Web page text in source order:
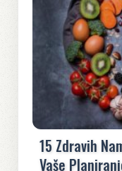
15 Zdravih
Vaše